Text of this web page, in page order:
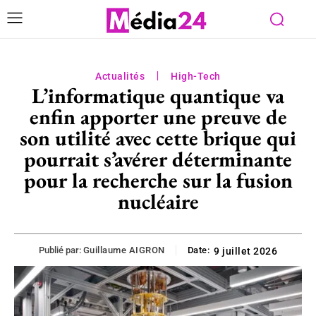
Actualités High-Tech
L’informatique quantique va
enfin apporter une preuve de
son utilité avec cette brique qui
pourrait s’avérer déterminante
pour la recherche sur la fusion
nucléaire
Publié par: Guillaume AIGRON Date: 9 juillet 2026